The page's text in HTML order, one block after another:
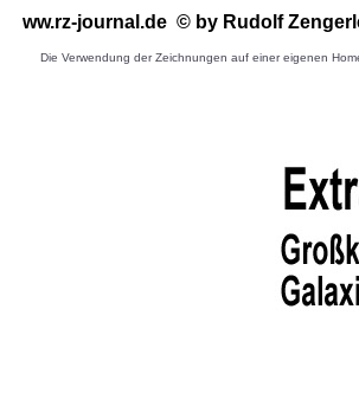
ww.rz-journal.de © by Rudolf
Die Verwendung der Zeichnungen auf einer eigenen